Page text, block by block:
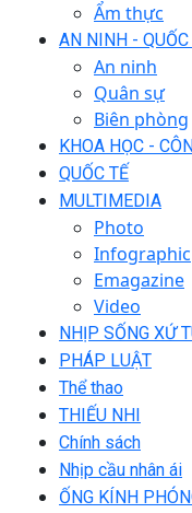
Ẩm thực
AN NINH -
An ninh
Quân sự
Biên phòng
KHOA HỌC -
QUỐC TẾ
MULTIMEDIA
Photo
Infographic
Emagazine
Video
NHỊP SỐNG XỨ
PHÁP LUẬT
Thể thao
THIẾU NHI
Chính sách
Nhịp cầu nhân ái
ỐNG KÍNH